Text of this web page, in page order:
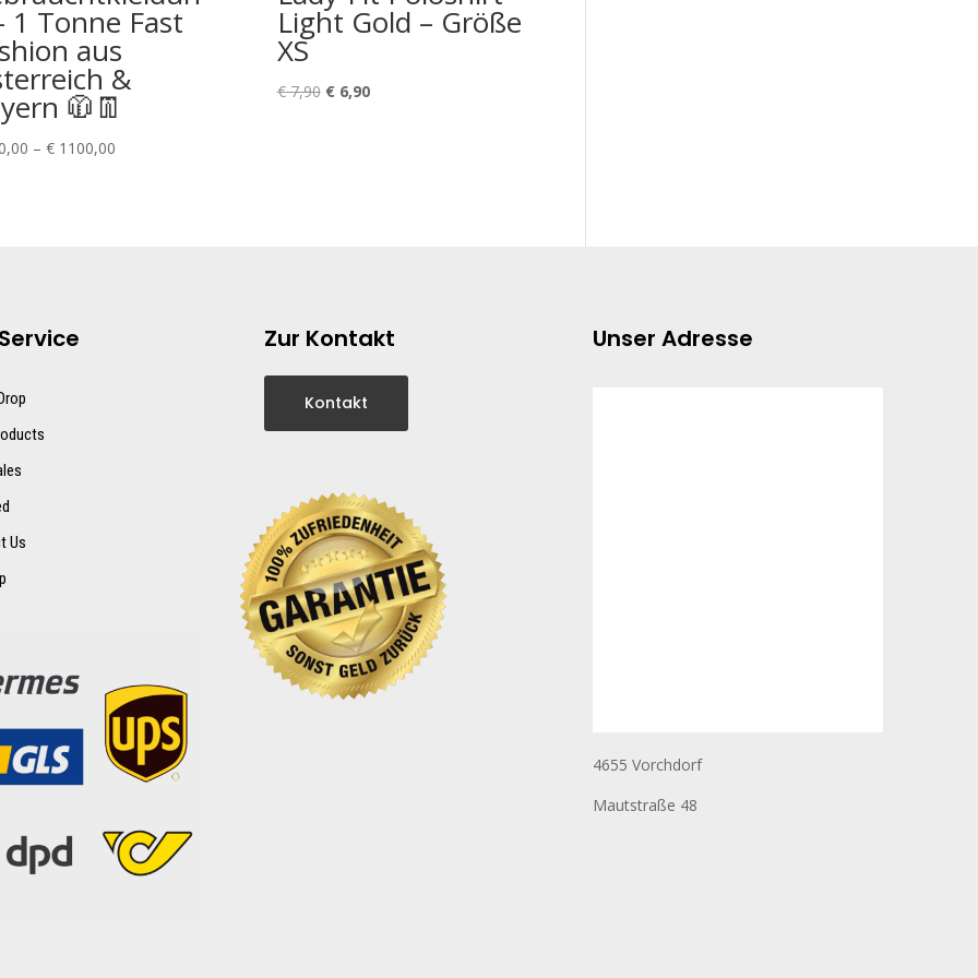
1 Tonne Fast
aus
&
🧥👖
– €1100,00Preisspanne:
Light Gold – Größe
XS
€7,90 Ursprünglicher
€6,90Aktueller
Us
Zur Kontakt
Kontakt
Unser Adresse
4655 Vorchdorf
Mautstraße 48